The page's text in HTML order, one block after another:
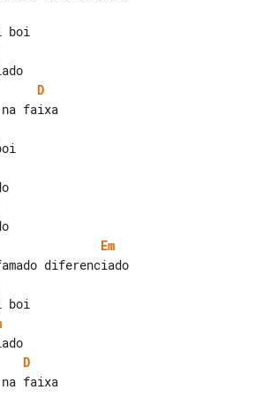
D
Em
D